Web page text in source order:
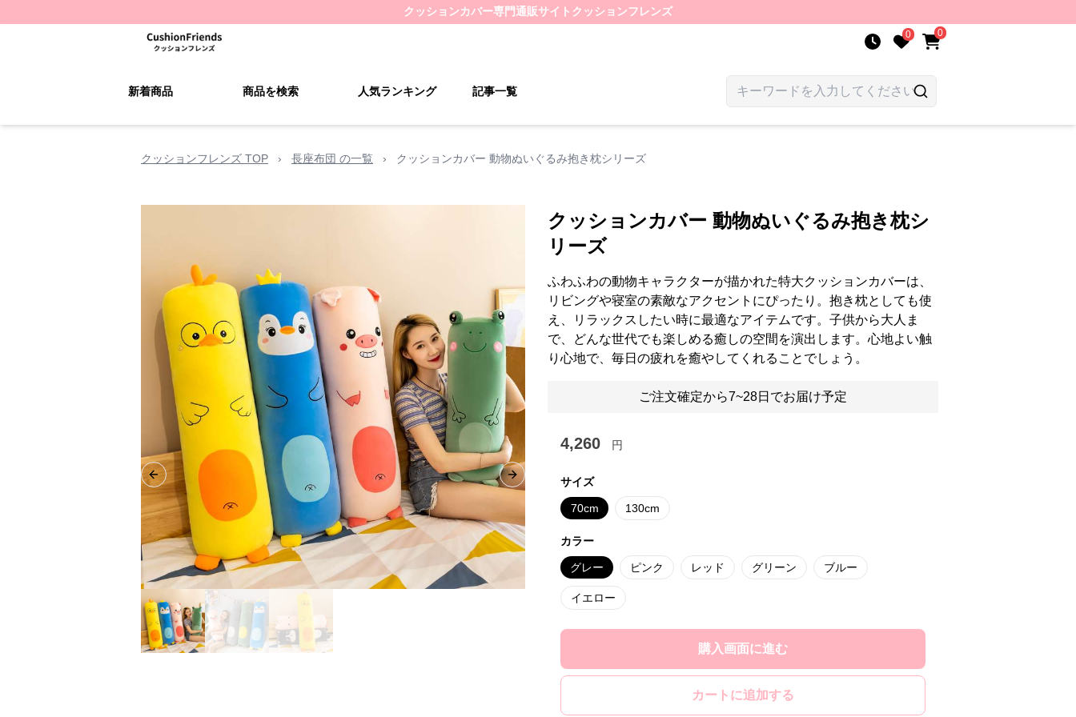
クッションカバー専門通販サイト クッションフレンズ
0 0
新着商品 商品を検索 人気ランキング 記事一覧
クッションフレンズ TOP › 長座布団 の一覧 › クッションカバー 動物ぬいぐるみ抱き枕シリーズ
Previous slide Next slide
クッションカバー 動物ぬいぐるみ抱き枕シ
リーズ
ふわふわの動物キャラクターが描かれた特大クッションカバーは、
リビングや寝室の素敵なアクセントにぴったり。抱き枕としても使
え、リラックスしたい時に最適なアイテムです。子供から大人ま
で、どんな世代でも楽しめる癒しの空間を演出します。心地よい触
り心地で、毎日の疲れを癒やしてくれることでしょう。
ご注文確定から7~28日でお届け予定
4,260 円
サイズ
70cm 130cm
カラー
グレー ピンク レッド グリーン ブルー
イエロー
購入画面に進む
カートに追加する